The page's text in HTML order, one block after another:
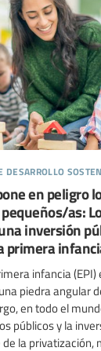
desarrollo
en peligro
as:
inversión
primera
infancia
piedra angular
en todo el
públicos y la
la privatización,